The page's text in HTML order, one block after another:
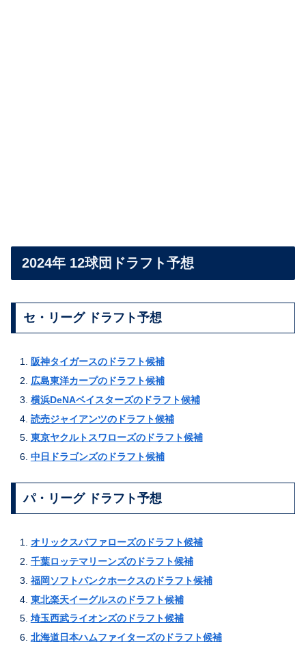
2024年 12球団ドラフト予想
セ・リーグ ドラフト予想
阪神タイガースのドラフト候補
広島東洋カープのドラフト候補
横浜DeNAベイスターズのドラフト候補
読売ジャイアンツのドラフト候補
東京ヤクルトスワローズのドラフト候補
中日ドラゴンズのドラフト候補
パ・リーグ ドラフト予想
オリックスバファローズのドラフト候補
千葉ロッテマリーンズのドラフト候補
福岡ソフトバンクホークスのドラフト候補
東北楽天イーグルスのドラフト候補
埼玉西武ライオンズのドラフト候補
北海道日本ハムファイターズのドラフト候補